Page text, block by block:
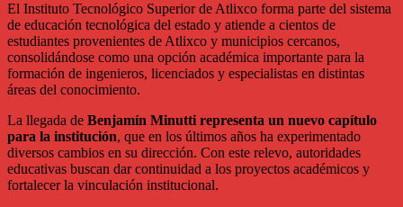
El Instituto Tecnológico Superior de Atlixco forma parte del sistema
de educación tecnológica del estado y atiende a cientos de
estudiantes provenientes de Atlixco y municipios cercanos,
consolidándose como una opción académica importante para la
formación de ingenieros, licenciados y especialistas en distintas
áreas del conocimiento.
La llegada de Benjamín Minutti representa un nuevo capítulo
para la institución, que en los últimos años ha experimentado
diversos cambios en su dirección. Con este relevo, autoridades
educativas buscan dar continuidad a los proyectos académicos y
fortalecer la vinculación institucional.